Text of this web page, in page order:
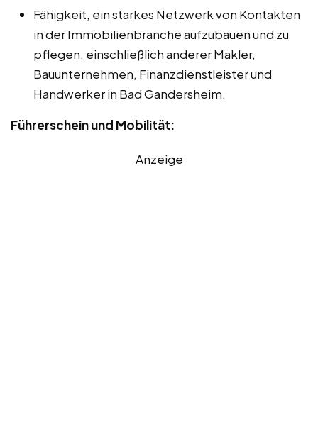
Fähigkeit, ein starkes Netzwerk von Kontakten
in der Immobilienbranche aufzubauen und zu
pflegen, einschließlich anderer Makler,
Bauunternehmen, Finanzdienstleister und
Handwerker in Bad Gandersheim.
Führerschein und Mobilität:
Anzeige